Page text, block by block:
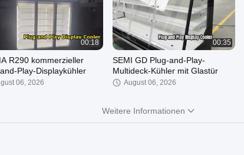
00:18
R290 kommerzieller
Play-Displaykühler
06, 2026
00:35
SEMI GD Plug-and-Play-
Multideck-Kühler mit Glastür
August 06, 2026
Weitere Informationen